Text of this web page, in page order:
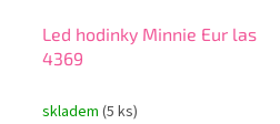
Led hodinky Minnie Eur las
4369
skladem (5 ks)